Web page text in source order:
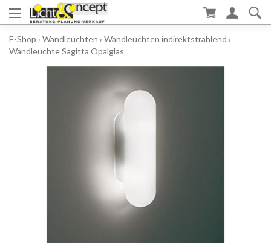
E-Shop › Wandleuchten › Wandleuchten indirektstrahlend ›
Wandleuchte Sagitta Opalglas